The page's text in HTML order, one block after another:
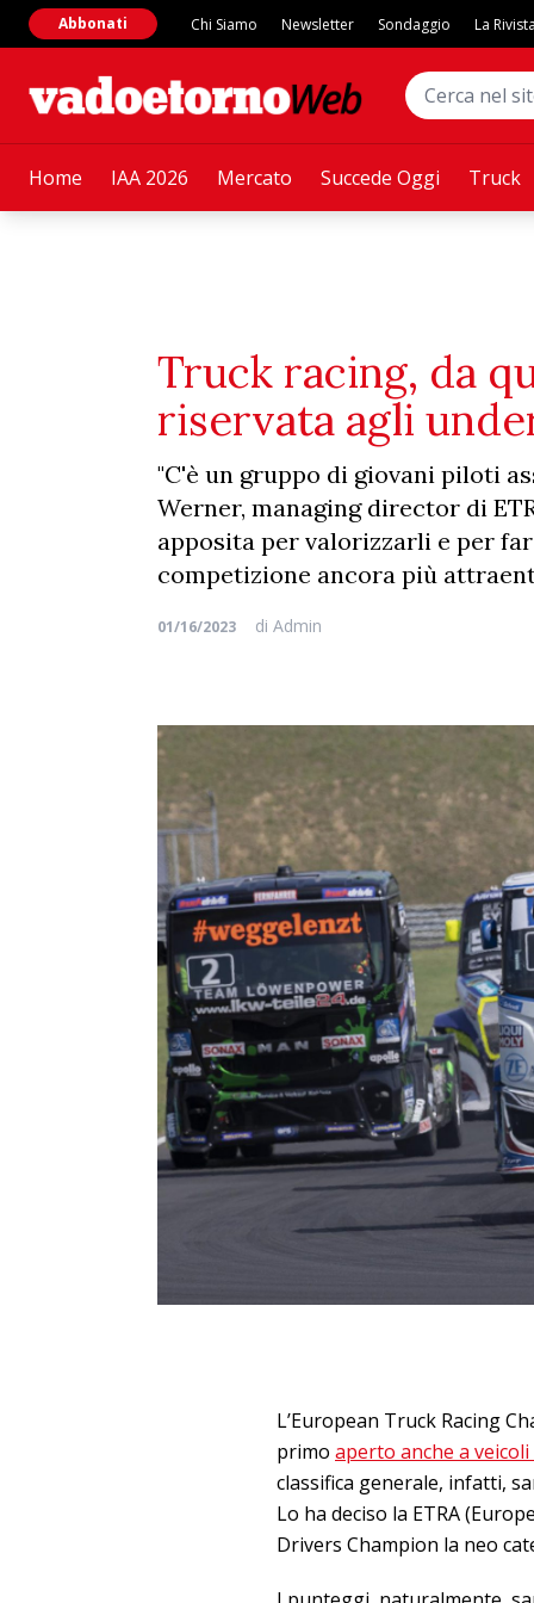
Home IAA 2026 Mercato Succede Oggi Truck
Abbonati Chi Siamo Newsletter Sondaggio La
Truck racing, da
riservata agli
"C'è un gruppo di giovani piloti
Werner, managing director di
apposita per valorizzarli e per
competizione ancora più
01/16/2023 di Admin
L’European Truck Racing
primo aperto anche a
classifica generale, infatti,
Lo ha deciso la ETRA
Drivers Champion la neo